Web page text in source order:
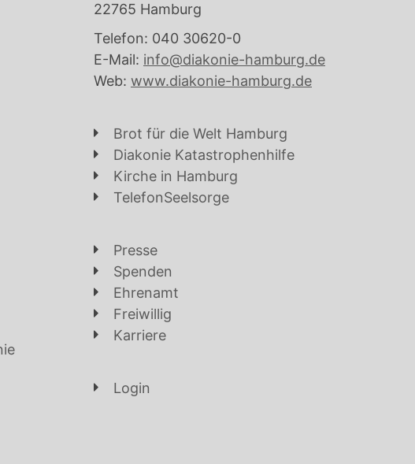
22765 Hamburg
Telefon: 040 30620-0
E-Mail: info@diakonie-hamburg.de
Web: www.diakonie-hamburg.de
Brot für die Welt Hamburg
Diakonie Katastrophenhilfe
Kirche in Hamburg
TelefonSeelsorge
Presse
Spenden
Ehrenamt
Freiwillig
Karriere
Login